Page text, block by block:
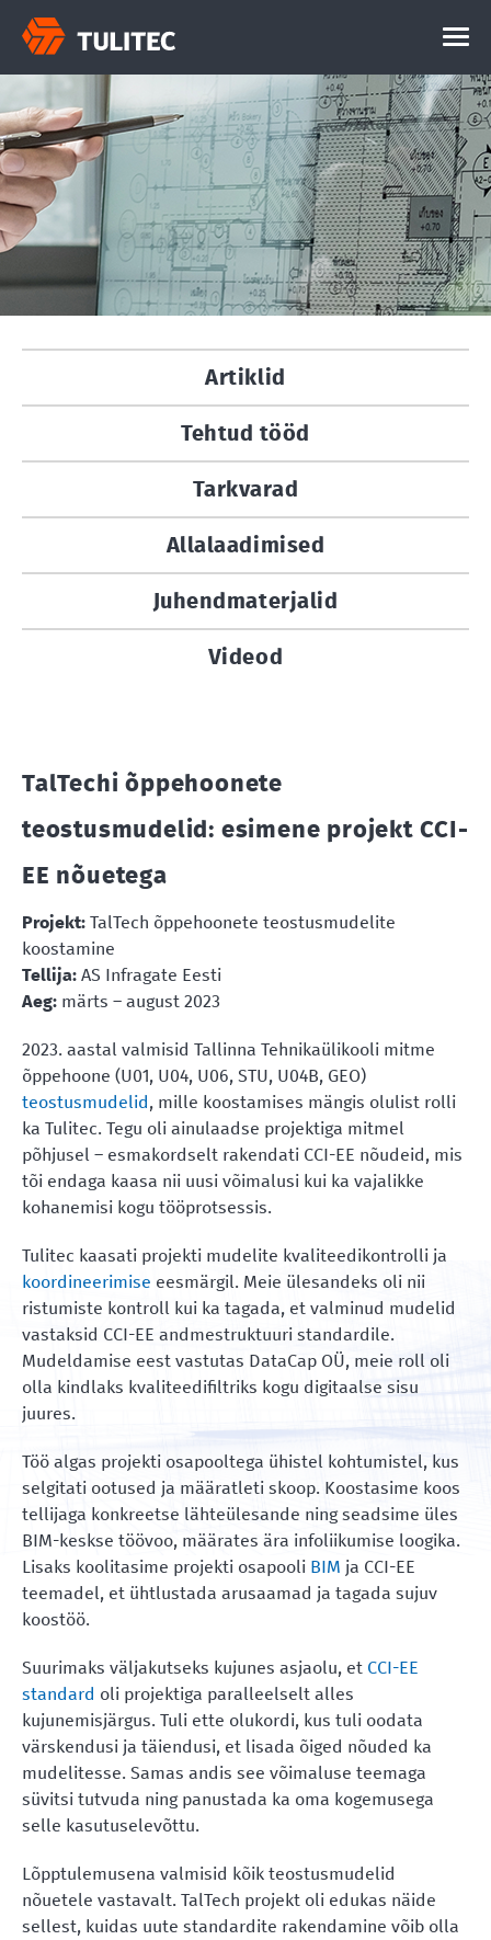
Artiklid
Tehtud tööd
Tarkvarad
Allalaadimised
Juhendmaterjalid
Videod
TalTechi õppehoonete
teostusmudelid: esimene projekt CCI-
EE nõuetega
Projekt: TalTech õppehoonete teostusmudelite
koostamine
Tellija: AS Infragate Eesti
Aeg: märts – august 2023
2023. aastal valmisid Tallinna Tehnikaülikooli mitme
õppehoone (U01, U04, U06, STU, U04B, GEO)
teostusmudelid, mille koostamises mängis olulist rolli
ka Tulitec. Tegu oli ainulaadse projektiga mitmel
põhjusel – esmakordselt rakendati CCI-EE nõudeid, mis
tõi endaga kaasa nii uusi võimalusi kui ka vajalikke
kohanemisi kogu tööprotsessis.
Tulitec kaasati projekti mudelite kvaliteedikontrolli ja
koordineerimise eesmärgil. Meie ülesandeks oli nii
ristumiste kontroll kui ka tagada, et valminud mudelid
vastaksid CCI-EE andmestruktuuri standardile.
Mudeldamise eest vastutas DataCap OÜ, meie roll oli
olla kindlaks kvaliteedifiltriks kogu digitaalse sisu
juures.
Töö algas projekti osapooltega ühistel kohtumistel, kus
selgitati ootused ja määratleti skoop. Koostasime koos
tellijaga konkreetse lähteülesande ning seadsime üles
BIM-keskse töövoo, määrates ära infoliikumise loogika.
Lisaks koolitasime projekti osapooli BIM ja CCI-EE
teemadel, et ühtlustada arusaamad ja tagada sujuv
koostöö.
Suurimaks väljakutseks kujunes asjaolu, et CCI-EE
standard oli projektiga paralleelselt alles
kujunemisjärgus. Tuli ette olukordi, kus tuli oodata
värskendusi ja täiendusi, et lisada õiged nõuded ka
mudelitesse. Samas andis see võimaluse teemaga
süvitsi tutvuda ning panustada ka oma kogemusega
selle kasutuselevõttu.
Lõpptulemusena valmisid kõik teostusmudelid
nõuetele vastavalt. TalTech projekt oli edukas näide
sellest, kuidas uute standardite rakendamine võib olla